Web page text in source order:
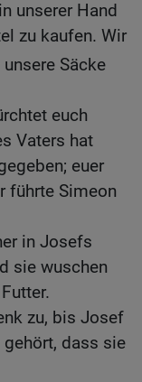
unserer Hand
zu kaufen. Wir
Säcke
euch
Vaters hat
euer
führte Simeon
in Josefs
sie wuschen
zu, bis Josef
dass sie